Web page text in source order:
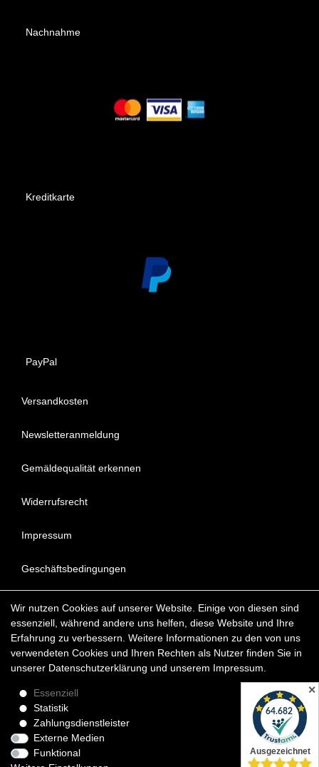
Nachnahme
Kreditkarte
PayPal
Versandkosten
Newsletteranmeldung
Gemäldequalität erkennen
Widerrufsrecht
Impressum
Geschäftsbedingungen
Datenschutzerklärung
FAQ - Häufig gestellte Fragen
Copyright © 2022 KunstDepot24 BERLIN Exklusive Gemälde
*Die Lieferzeit für verfügbare Ölgemälde beträgt etwa 1 - 3
Werktage innerhalb Deutschland. Das Widerrufsrecht gilt für
Wir nutzen Cookies auf unserer Website. Einige von diesen sind
essenziell, während andere uns helfen, diese Website und Ihre
Erfahrung zu verbessern. Weitere Informationen zu den von uns
verwendeten Cookies und Ihren Rechten als Nutzer finden Sie in
unserer Daten­schutz­erklärung und unserem Impressum
Essenziell
Statistik
Zahlungsdienstleister
Externe Medien
Funktional
✕